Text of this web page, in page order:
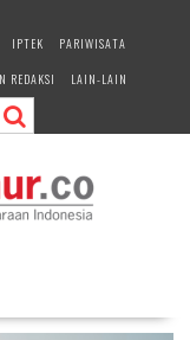
IPTEK
PARIWISATA
REDAKSI LAIN-LAIN